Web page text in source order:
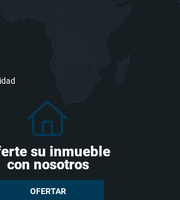
su inmueble
con nosotros
OFERTAR